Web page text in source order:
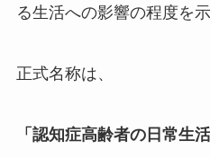
る生活への影響の程度を
正式名称は、
「認知症高齢者の日常生